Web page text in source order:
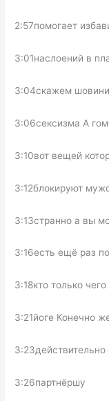
2:57помогает
3:01наслоений в
3:04скажем
3:06сексизма А
3:10вот вещей
3:12блокируют
3:13странно а вы
3:16есть ещё раз
3:18кто только
3:21йоге Конечно
3:23действительно
3:26партнёршу